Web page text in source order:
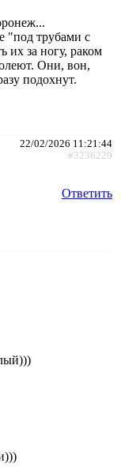
"под трубами с
их за ногу, раком
Они, вон,
подохнут.
22/02/2026 11:21:44
#3236229
Ответить